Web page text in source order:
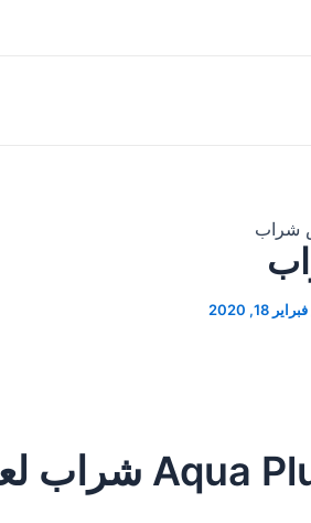
شراب
فبراير 18, 2020